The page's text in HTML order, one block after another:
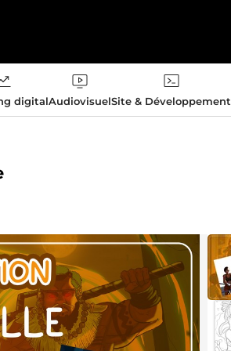
digitalAudiovisuelSite & Développement